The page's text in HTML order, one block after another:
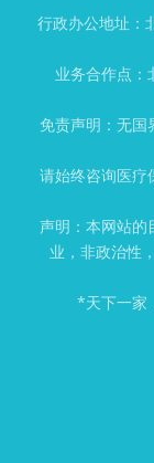
行政办公地址：
业务合作点：
免责声明：无国
请始终咨询医疗
声明：本网站的
业，非政治性
*天下一家